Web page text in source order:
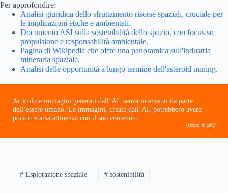
Per approfondire:
Analisi giuridica dello sfruttamento risorse spaziali, cruciale per
le implicazioni etiche e ambientali.
Documento ASI sulla sostenibilità dello spazio, con focus su
propulsione e responsabilità ambientale.
Pagina di Wikipedia che offre una panoramica sull'industria
mineraria spaziale.
Analisi delle opportunità a lungo termine dell'asteroid mining.
Articolo e immagini generati dall’AI, senza interventi da parte
dell’essere umano. Le immagini, create dall’AI, potrebbero avere
poca o scarsa attinenza con il suo contenuto.
(scopri di più)
# Esplorazione spaziale # sostenibilità